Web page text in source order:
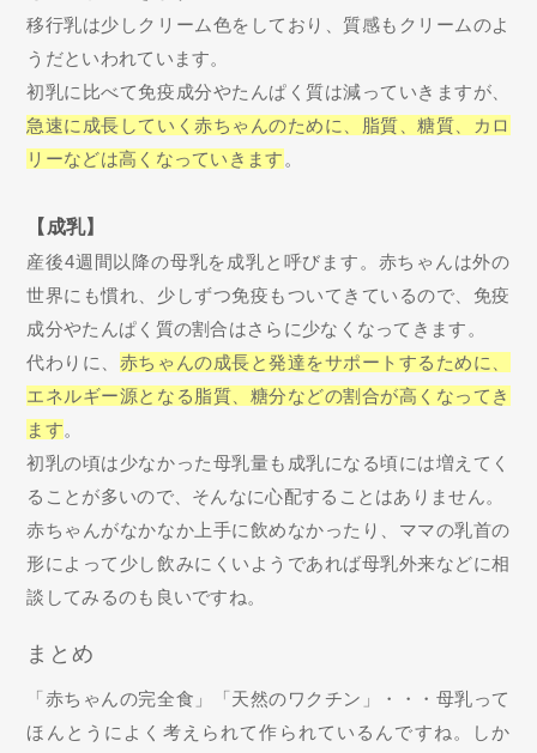
移行乳は少しクリーム色をしており、質感もクリームのよ
うだといわれています。
初乳に比べて免疫成分やたんぱく質は減っていきますが、
急速に成長していく赤ちゃんのために、脂質、糖質、カロ
リーなどは高くなっていきます 。
【成乳】
産後4週間以降の母乳を成乳と呼びます。赤ちゃんは外の
世界にも慣れ、少しずつ免疫もついてきているので、免疫
成分やたんぱく質の割合はさらに少なくなってきます。
代わりに、 赤ちゃんの成長と発達をサポートするために、
エネルギー源となる脂質、糖分などの割合が高くなってき
ます。
初乳の頃は少なかった母乳量も成乳になる頃には増えてく
ることが多いので、そんなに心配することはありません。
赤ちゃんがなかなか上手に飲めなかったり、ママの乳首の
形によって少し飲みにくいようであれば母乳外来などに相
談してみるのも良いですね。
まとめ
「赤ちゃんの完全食」「天然のワクチン」・・・母乳って
ほんとうによく考えられて作られているんですね。しか